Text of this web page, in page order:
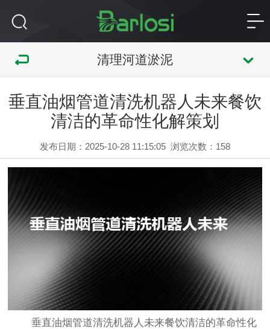
清理河道淤泥
垂直油烟管道清洗机器人未来餐饮
清洁的革命性化解策划
发布日期：2025-10-28 11:15:05 浏览次数： 158
垂直油烟管道清洗机器人未来餐饮清洁的革命性化